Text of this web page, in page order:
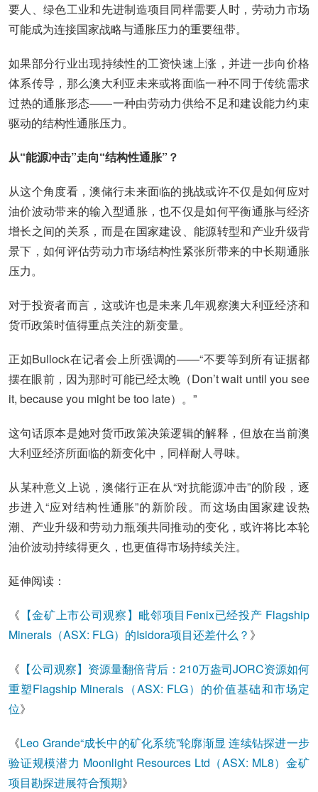
要人、绿色工业和先进制造项目同样需要人时，劳动力市场
可能成为连接国家战略与通胀压力的重要纽带。
如果部分行业出现持续性的工资快速上涨，并进一步向价格
体系传导，那么澳大利亚未来或将面临一种不同于传统需求
过热的通胀形态——一种由劳动力供给不足和建设能力约束
驱动的结构性通胀压力。
从“能源冲击”走向“结构性通胀”？
从这个角度看，澳储行未来面临的挑战或许不仅是如何应对
油价波动带来的输入型通胀，也不仅是如何平衡通胀与经济
增长之间的关系，而是在国家建设、能源转型和产业升级背
景下，如何评估劳动力市场结构性紧张所带来的中长期通胀
压力。
对于投资者而言，这或许也是未来几年观察澳大利亚经济和
货币政策时值得重点关注的新变量。
正如Bullock在记者会上所强调的——“不要等到所有证据都
摆在眼前，因为那时可能已经太晚（Don’t wait until you see
it, because you might be too late）。”
这句话原本是她对货币政策决策逻辑的解释，但放在当前澳
大利亚经济所面临的新变化中，同样耐人寻味。
从某种意义上说，澳储行正在从“对抗能源冲击”的阶段，逐
步进入“应对结构性通胀”的新阶段。而这场由国家建设热
潮、产业升级和劳动力瓶颈共同推动的变化，或许将比本轮
油价波动持续得更久，也更值得市场持续关注。
延伸阅读：
《 【金矿上市公司观察】毗邻项目Fenix已经投产 Flagship
Minerals（ASX: FLG）的Isidora项目还差什么？ 》
《 【公司观察】资源量翻倍背后：210万盎司JORC资源如何
重塑Flagship Minerals（ASX: FLG）的价值基础和市场定
位》
《Leo Grande“成长中的矿化系统”轮廓渐显 连续钻探进一步
验证规模潜力 Moonlight Resources Ltd（ASX: ML8）金矿
项目勘探进展符合预期》